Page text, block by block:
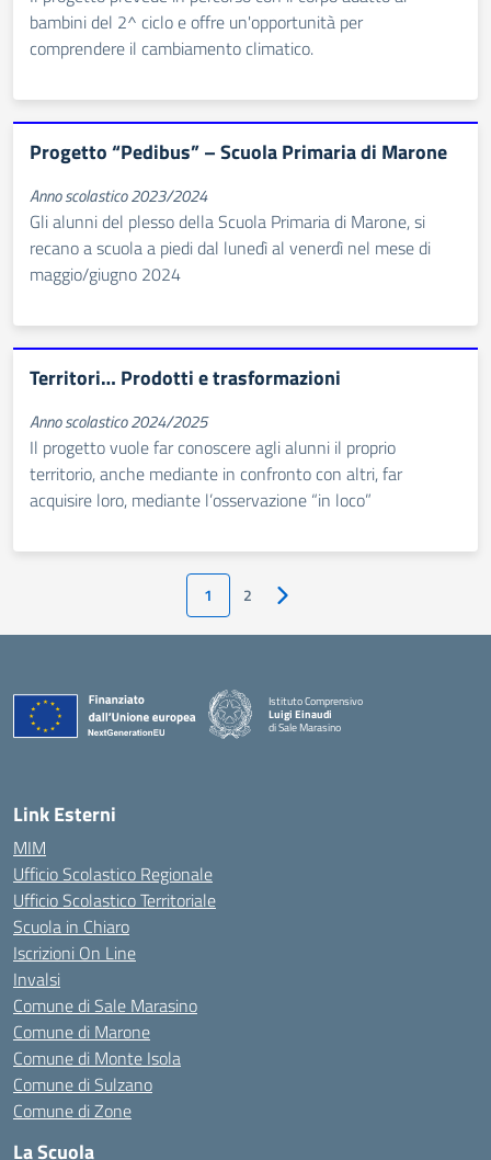
bambini del 2^ ciclo e offre un'opportunità per
comprendere il cambiamento climatico.
Progetto “Pedibus” – Scuola Primaria di Marone
Anno scolastico 2023/2024
Gli alunni del plesso della Scuola Primaria di Marone, si
recano a scuola a piedi dal lunedì al venerdì nel mese di
maggio/giugno 2024
Territori… Prodotti e trasformazioni
Anno scolastico 2024/2025
Il progetto vuole far conoscere agli alunni il proprio
territorio, anche mediante in confronto con altri, far
acquisire loro, mediante l’osservazione “in loco”
1 2 Pagina successiva
Istituto Comprensivo
Luigi Einaudi
di Sale Marasino
Link Esterni
MIM
Ufficio Scolastico Regionale
Ufficio Scolastico Territoriale
Scuola in Chiaro
Iscrizioni On Line
Invalsi
Comune di Sale Marasino
Comune di Marone
Comune di Monte Isola
Comune di Sulzano
Comune di Zone
La Scuola